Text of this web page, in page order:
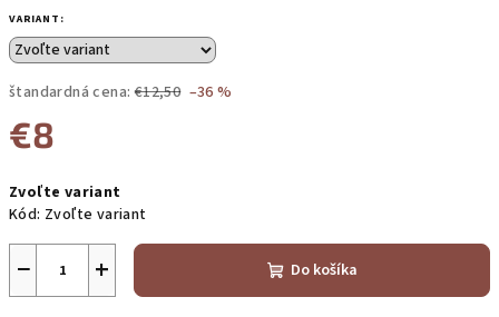
VARIANT:
štandardná cena: €12,50 –36 %
€8
cena:
Zvoľte variant
Kód: Zvoľte variant
+
− Do košíka